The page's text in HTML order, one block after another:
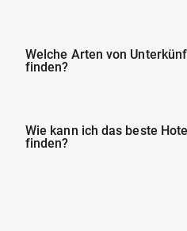
Welche Arten von
finden?
Wie kann ich das beste
finden?